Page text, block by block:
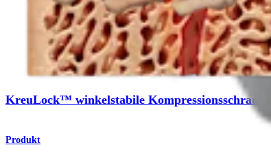
Fuß & Sprunggelenk
KreuLock™ winkelstabile Kompressionsschraube
Produkt